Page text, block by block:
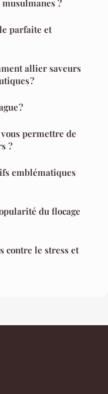
?
parfaite et
allier saveurs
?
?
permettre de
?
emblématiques
du flocage
contre le stress et